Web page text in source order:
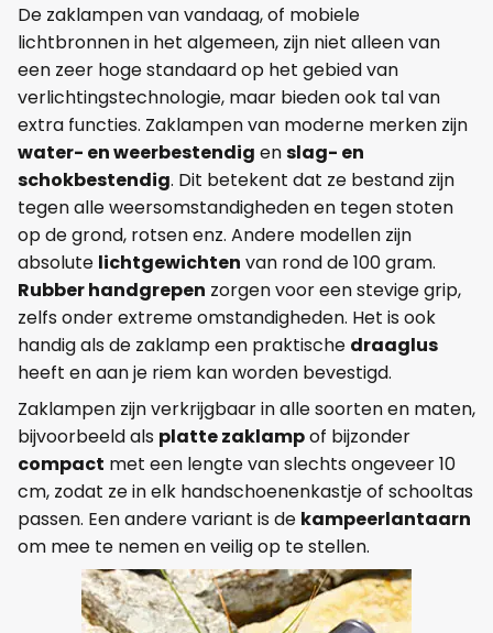
De zaklampen van vandaag, of mobiele
lichtbronnen in het algemeen, zijn niet alleen van
een zeer hoge standaard op het gebied van
verlichtingstechnologie, maar bieden ook tal van
extra functies. Zaklampen van moderne merken zijn
water- en weerbestendig enslag- en
schokbestendig. Dit betekent dat ze bestand zijn
tegen alle weersomstandigheden en tegen stoten
op de grond, rotsen enz. Andere modellen zijn
absolute lichtgewichten van rond de 100 gram.
Rubber handgrepen zorgen voor een stevige grip,
zelfs onder extreme omstandigheden. Het is ook
handig als de zaklamp een praktische draaglus
heeft en aan je riem kan worden bevestigd.
Zaklampen zijn verkrijgbaar in alle soorten en maten,
bijvoorbeeld als platte zaklampof bijzonder
compact met een lengte van slechts ongeveer 10
cm, zodat ze in elk handschoenenkastje of schooltas
passen. Een andere variant is de kampeerlantaarn
om mee te nemen en veilig op te stellen.